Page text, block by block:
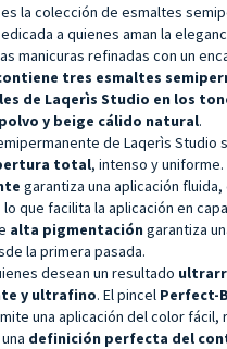
es la colección de esmaltes
a quienes aman la
manicuras refinadas con un
tres esmaltes
de Laqerìs Studio en los
y beige cálido natural.
de Laqerìs Studio
total, intenso y uniforme.
garantiza una aplicación
que facilita la aplicación en
alta pigmentación garantiza
la primera pasada.
desean un resultado
y ultrafino. El pincel Perfect-
una aplicación del color fácil,
definición perfecta del